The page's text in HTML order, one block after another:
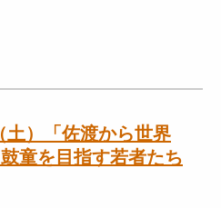
）「佐渡から世界
童を目指す若者たち